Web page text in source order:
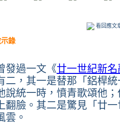
看回應文
錄
發過一文《廿一世紀新
二，其一是替那「鋁桿
說統一時，憤青歌頌他
翻臉。其二是驚見「廿
雲。